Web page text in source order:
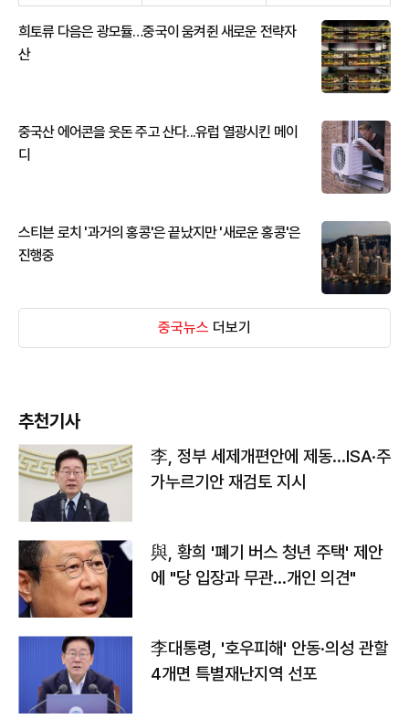
희토류 다음은 광모듈…중국이 움켜쥔 새로운 전략자
산
중국산 에어콘을 웃돈 주고 산다...유럽 열광시킨 메이
디
스티븐 로치 '과거의 홍콩'은 끝났지만 '새로운 홍콩'은
진행중
중국뉴스 더보기
추천기사
李, 정부 세제개편안에 제동…ISA·주
가누르기안 재검토 지시
與, 황희 '폐기 버스 청년 주택' 제안
에 "당 입장과 무관…개인 의견"
李대통령, '호우피해' 안동·의성 관할
4개면 특별재난지역 선포